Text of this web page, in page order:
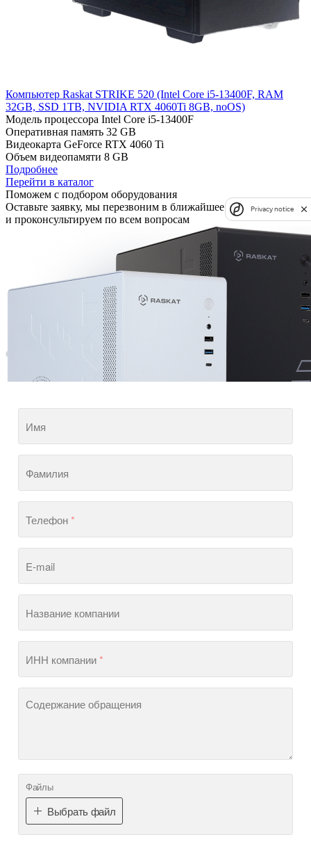
Компьютер Raskat STRIKE 520 (Intel Core i5-13400F, RAM
32GB, SSD 1TB, NVIDIA RTX 4060Ti 8GB, noOS)
Модель процессора Intel Core i5-13400F
Оперативная память 32 GB
Видеокарта GeForce RTX 4060 Ti
Объем видеопамяти 8 GB
Подробнее
Перейти в каталог
Поможем с подбором оборудования
Оставьте заявку, мы перезвоним в ближайшее время
и проконсультируем по всем вопросам
Имя
Фамилия
Телефон*
E-mail
Название компании
ИНН компании*
Содержание обращения
Файлы
Выбрать файл
Privacy notice